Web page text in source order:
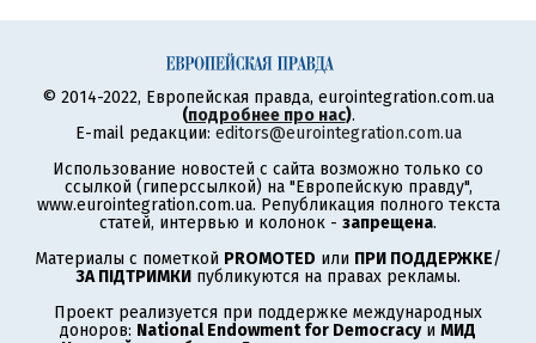
© 2014-2022, Европейская правда, eurointegration.com.ua
(подробнее про нас).
E-mail редакции: editors@eurointegration.com.ua
Использование новостей с сайта возможно только со
ссылкой (гиперссылкой) на "Европейскую правду",
www.eurointegration.com.ua. Републикация полного текста
статей, интервью и колонок - запрещена.
Материалы с пометкой PROMOTED или ПРИ ПОДДЕРЖКЕ/
ЗА ПІДТРИМКИ публикуются на правах рекламы.
Проект реализуется при поддержке международных
доноров: National Endowment for Democracyи МИД